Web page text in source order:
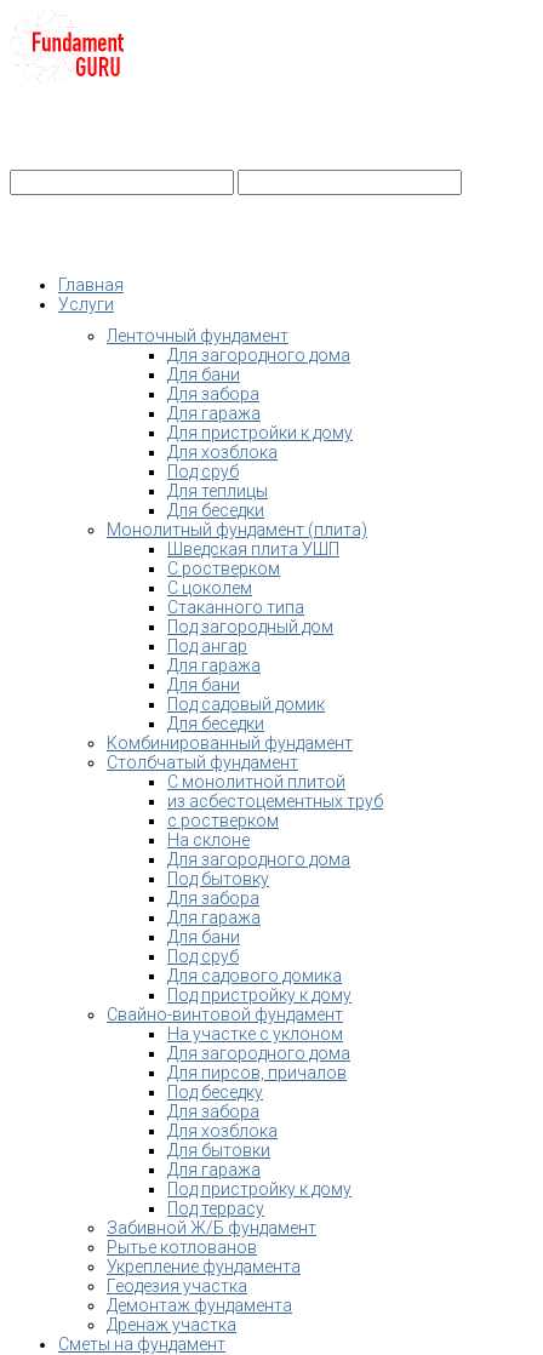
Главная
Услуги
Ленточный фундамент
Для загородного дома
Для бани
Для забора
Для гаража
Для пристройки к дому
Для хозблока
Под сруб
Для теплицы
Для беседки
Монолитный фундамент (плита)
Шведская плита УШП
С ростверком
С цоколем
Стаканного типа
Под загородный дом
Под ангар
Для гаража
Для бани
Под садовый домик
Для беседки
Комбинированный фундамент
Столбчатый фундамент
С монолитной плитой
из асбестоцементных труб
с ростверком
На склоне
Для загородного дома
Под бытовку
Для забора
Для гаража
Для бани
Под сруб
Для садового домика
Под пристройку к дому
Свайно-винтовой фундамент
На участке с уклоном
Для загородного дома
Для пирсов, причалов
Под беседку
Для забора
Для хозблока
Для бытовки
Для гаража
Под пристройку к дому
Под террасу
Забивной Ж/Б фундамент
Рытье котлованов
Укрепление фундамента
Геодезия участка
Демонтаж фундамента
Дренаж участка
Сметы на фундамент